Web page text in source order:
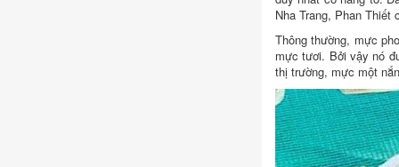
Nha Trang, Phan
Thông thường, mực
mực tươi. Bởi vậy nó
thị trường, mực một